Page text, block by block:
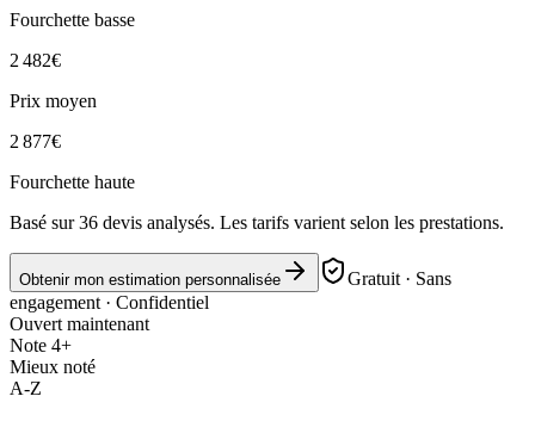
Fourchette basse
2 482€
Prix moyen
2 877€
Fourchette haute
Basé sur36 devis analysés. Les tarifs varient selon les prestations.
Obtenir mon estimation personnalisée
Gratuit · Sans
engagement · Confidentiel
Ouvert maintenant
Note 4+
Mieux noté
A-Z